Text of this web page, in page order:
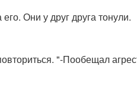
Они у друг друга тонули.
"-Пообещал